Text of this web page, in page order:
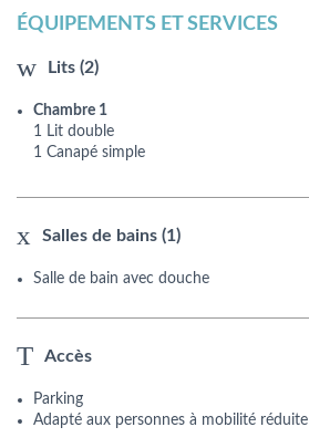
ÉQUIPEMENTS ET SERVICES
Lits (2)
Chambre 1
1 Lit double
1 Canapé simple
Salles de bains (1)
Salle de bain avec douche
Accès
Parking
Adapté aux personnes à mobilité réduite